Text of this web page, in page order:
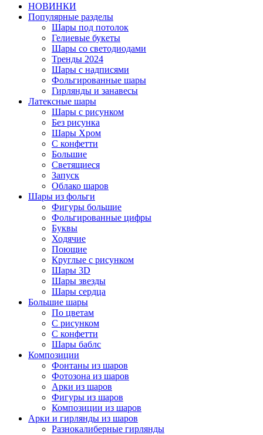
НОВИНКИ
Популярные разделы
Шары под потолок
Гелиевые букеты
Шары со светодиодами
Тренды 2024
Шары с надписями
Фольгированные шары
Гирлянды и занавесы
Латексные шары
Шары с рисунком
Без рисунка
Шары Хром
C конфетти
Большие
Светящиеся
Запуск
Облако шаров
Шары из фольги
Фигуры большие
Фольгированные цифры
Буквы
Ходячие
Поющие
Круглые с рисунком
Шары 3D
Шары звезды
Шары сердца
Большие шары
По цветам
С рисунком
С конфетти
Шары баблс
Композиции
Фонтаны из шаров
Фотозона из шаров
Арки из шаров
Фигуры из шаров
Композиции из шаров
Арки и гирлянды из шаров
Разнокалиберные гирлянды